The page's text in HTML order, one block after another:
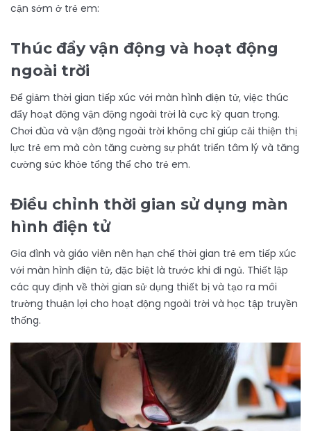
cận sớm ở trẻ em:
Thúc đẩy vận động và hoạt động
ngoài trời
Để giảm thời gian tiếp xúc với màn hình điện tử, việc thúc
đẩy hoạt động vận động ngoài trời là cực kỳ quan trọng.
Chơi đùa và vận động ngoài trời không chỉ giúp cải thiện thị
lực trẻ em mà còn tăng cường sự phát triển tâm lý và tăng
cường sức khỏe tổng thể cho trẻ em.
Điều chỉnh thời gian sử dụng màn
hình điện tử
Gia đình và giáo viên nên hạn chế thời gian trẻ em tiếp xúc
với màn hình điện tử, đặc biệt là trước khi đi ngủ. Thiết lập
các quy định về thời gian sử dụng thiết bị và tạo ra môi
trường thuận lợi cho hoạt động ngoài trời và học tập truyền
thống.